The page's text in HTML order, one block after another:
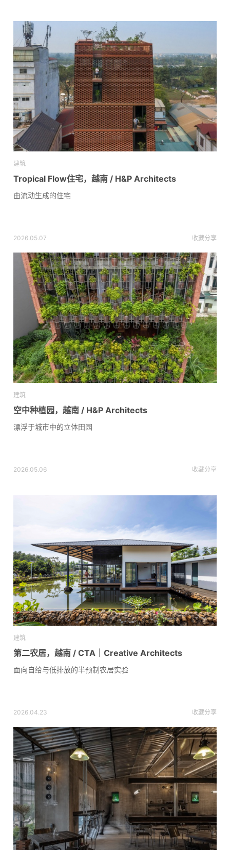
建筑
Tropical Flow住宅，越南 / H&P Architects
由流动生成的住宅
2026.05.07 收藏分享
建筑
空中种植园，越南 / H&P Architects
漂浮于城市中的立体田园
2026.05.06 收藏分享
建筑
第二农居，越南 / CTA｜Creative Architects
面向自给与低排放的半预制农居实验
2026.04.23 收藏分享